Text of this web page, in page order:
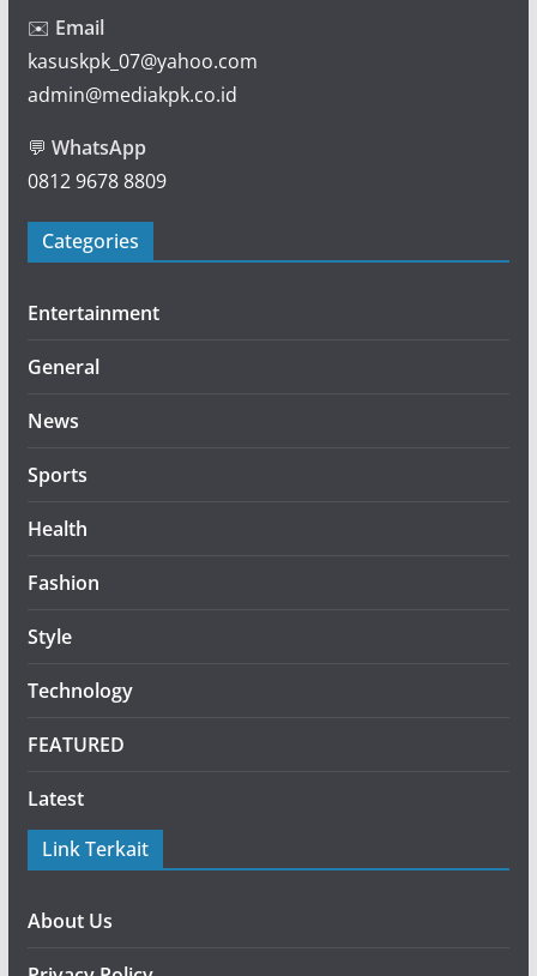
✉️ Email
kasuskpk_07@yahoo.com
admin@mediakpk.co.id
💬 WhatsApp
0812 9678 8809
Categories
Entertainment
General
News
Sports
Health
Fashion
Style
Technology
FEATURED
Latest
Link Terkait
About Us